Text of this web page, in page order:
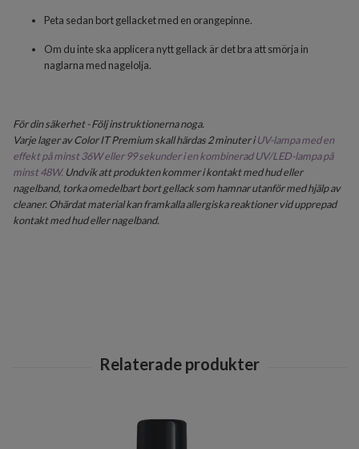
Peta sedan bort gellacket med en orangepinne.
Om du inte ska applicera nytt gellack är det bra att smörja in
naglarna med nagelolja.
För din säkerhet - Följ instruktionerna noga.
Varje lager av Color IT Premium skall härdas 2 minuter iUV-lampa med en
effekt på minst 36W eller 99 sekunder i en kombinerad UV/LED-lampa på
minst 48W. Undvik att produkten kommer i kontakt med hud eller
nagelband, torka omedelbart bort gellack som hamnar utanför med hjälp av
cleaner. Ohärdat material kan framkalla allergiska reaktioner vid upprepad
kontakt med hud eller nagelband.